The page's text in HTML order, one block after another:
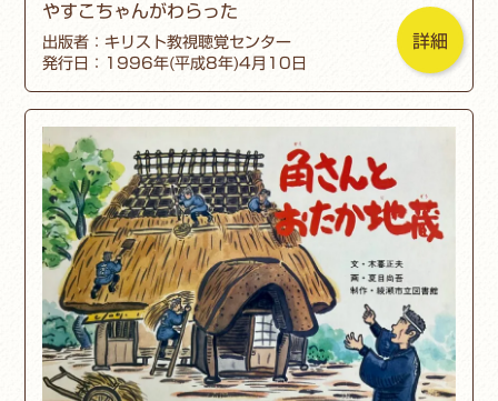
やすこちゃんがわらった
出版者：キリスト教視聴覚センター
発行日：1996年(平成8年)4月10日
詳細